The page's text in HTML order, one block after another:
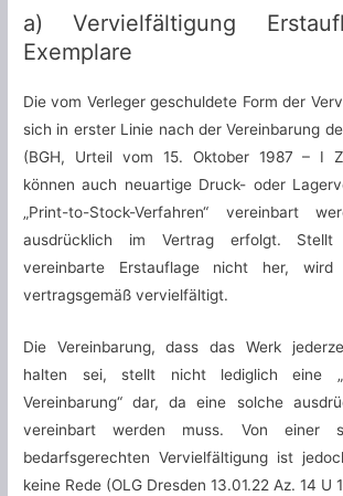
a) Vervielfältigung
Exemplare
Die vom Verleger geschuldete Form der
sich in erster Linie nach der Vereinbarung
(BGH, Urteil vom 15. Oktober 1987 – I
können auch neuartige Druck- oder
„Print-to-Stock-Verfahren“ vereinbart
ausdrücklich im Vertrag erfolgt.
vereinbarte Erstauflage nicht her,
vertragsgemäß vervielfältigt.
Die Vereinbarung, dass das Werk
halten sei, stellt nicht lediglich eine
Vereinbarung“ dar, da eine solche
vereinbart werden muss. Von einer
bedarfsgerechten Vervielfältigung ist
keine Rede (OLG Dresden 13.01.22 Az. 14 U